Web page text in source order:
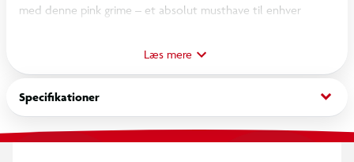
med denne pink grime – et absolut musthave til enhver
Grimen er lavet i slidstærk nylon, som sikrer lang holdbarhed
og et flot udseende, selv ved daglig leg og brug. For ekstra
komfort er både næse- og nakkerem foret med blødt fleece,
så din kæphest får en behagelig pasform hele dagen.
Læs mere
Specifikationer keyboard_arrow_down